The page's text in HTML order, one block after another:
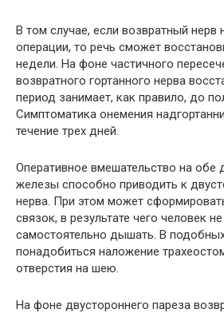
В том случае, если возвратный нерв
операции, то речь сможет
недели. На фоне частичного
возвратного гортанного нерва
период занимает, как правило, до
Симптоматика онемения
течение трех дней.
Оперативное вмешательство на
железы способно приводить к
нерва. При этом может
связок, в результате чего человек
самостоятельно дышать. В
понадобиться наложение
отверстия на шею.
На фоне двустороннего пареза